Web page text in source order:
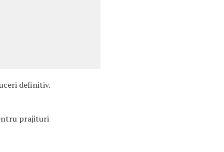
definitiv.
prajituri